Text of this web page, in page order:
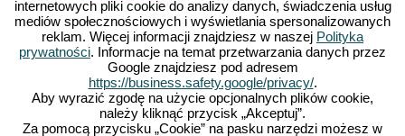
symulacja epoki kamienia oferuje bogate
możliwości kształtowania własnej osady i
plemienia, nadzwyczajne grafiki 3D w stylu
komiksowym oraz pasjonujące zadania i misje,
które możesz wykonywać z pomocą swojego
plemienia. Graj już teraz z nami!
uroczej
internetowych pliki cookie do analizy danych, świadczenia usług
mediów społecznościowych i wyświetlania spersonalizowanych
reklam. Więcej informacji znajdziesz w naszej Polityka
prywatności. Informacje na temat przetwarzania danych przez
Google znajdziesz pod adresem
https://business.safety.google/privacy/.
Aby wyrazić zgodę na użycie opcjonalnych plików cookie,
należy kliknąć przycisk „Akceptuj”.
Za pomocą przycisku „Cookie” na pasku narzędzi możesz w